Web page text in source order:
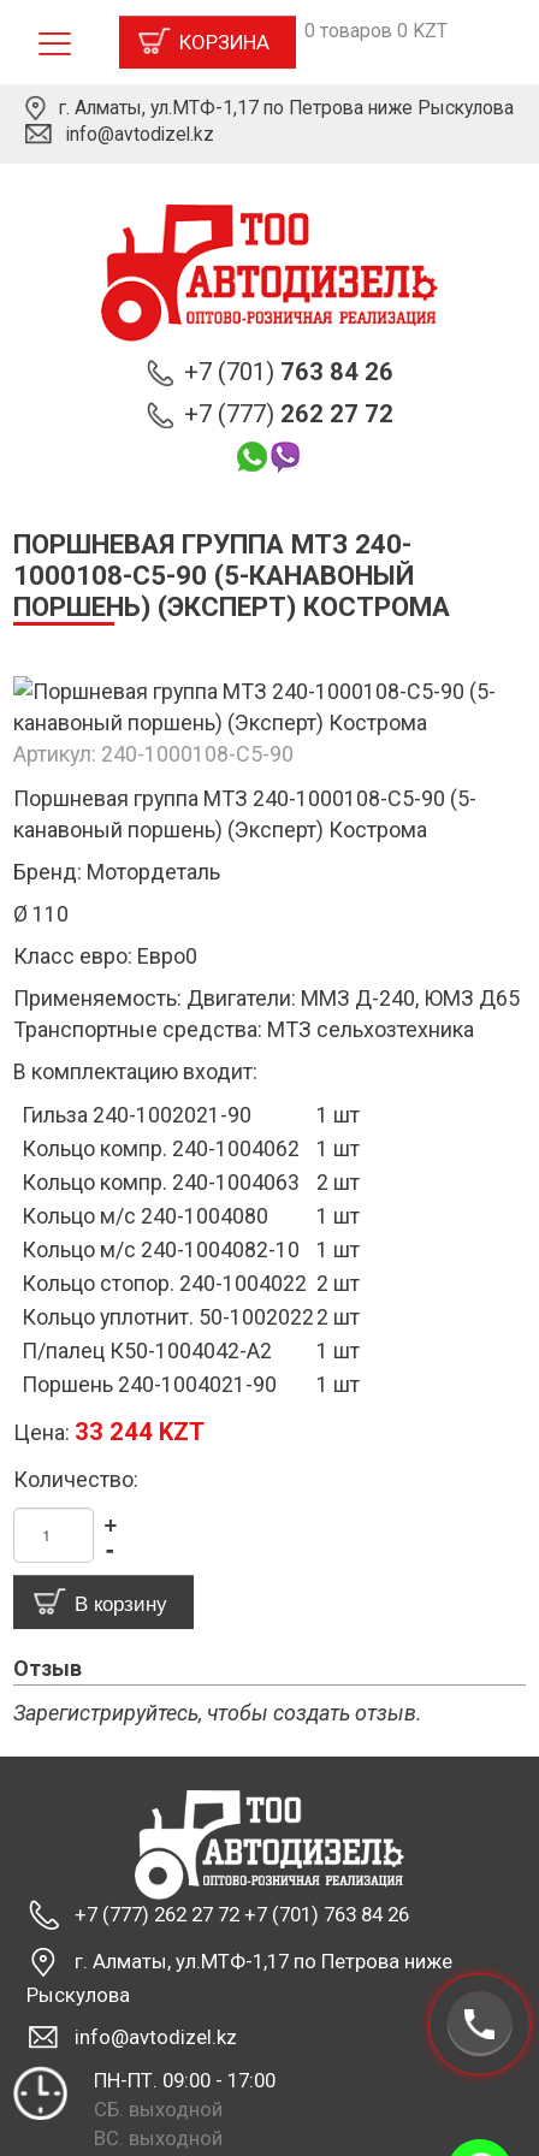
КОРЗИНА 0 товаров 0 KZT
г. Алматы, ул.МТФ-1,17 по Петрова ниже Рыскулова
info@avtodizel.kz
+7 (701) 763 84 26
+7 (777) 262 27 72
ПОРШНЕВАЯ ГРУППА МТЗ 240-
1000108-С5-90 (5-КАНАВОНЫЙ
ПОРШЕНЬ) (ЭКСПЕРТ) КОСТРОМА
Артикул: 240-1000108-С5-90
Поршневая группа МТЗ 240-1000108-С5-90 (5-
канавоный поршень) (Эксперт) Кострома
Бренд: Мотордеталь
Ø 110
Класс евро: Евро0
Применяемость: Двигатели: ММЗ Д-240, ЮМЗ Д65
Транспортные средства: МТЗ сельхозтехника
В комплектацию входит:
Гильза 240-1002021-90
1 шт
Кольцо компр. 240-1004062
1 шт
Кольцо компр. 240-1004063
2 шт
Кольцо м/с 240-1004080
1 шт
Кольцо м/с 240-1004082-10
1 шт
Кольцо стопор. 240-1004022 2 шт
Кольцо уплотнит. 50-10020222 шт
П/палец К50-1004042-А2
1 шт
Поршень 240-1004021-90
1 шт
Цена: 33 244 KZT
Количество:
-
+
Отзыв
Зарегистрируйтесь, чтобы создать отзыв.
+7 (777) 262 27 72 +7 (701) 763 84 26
г. Алматы, ул.МТФ-1,17 по Петрова ниже
Рыскулова
info@avtodizel.kz
ПН-ПТ. 09:00 - 17:00
СБ. выходной
ВС. выходной